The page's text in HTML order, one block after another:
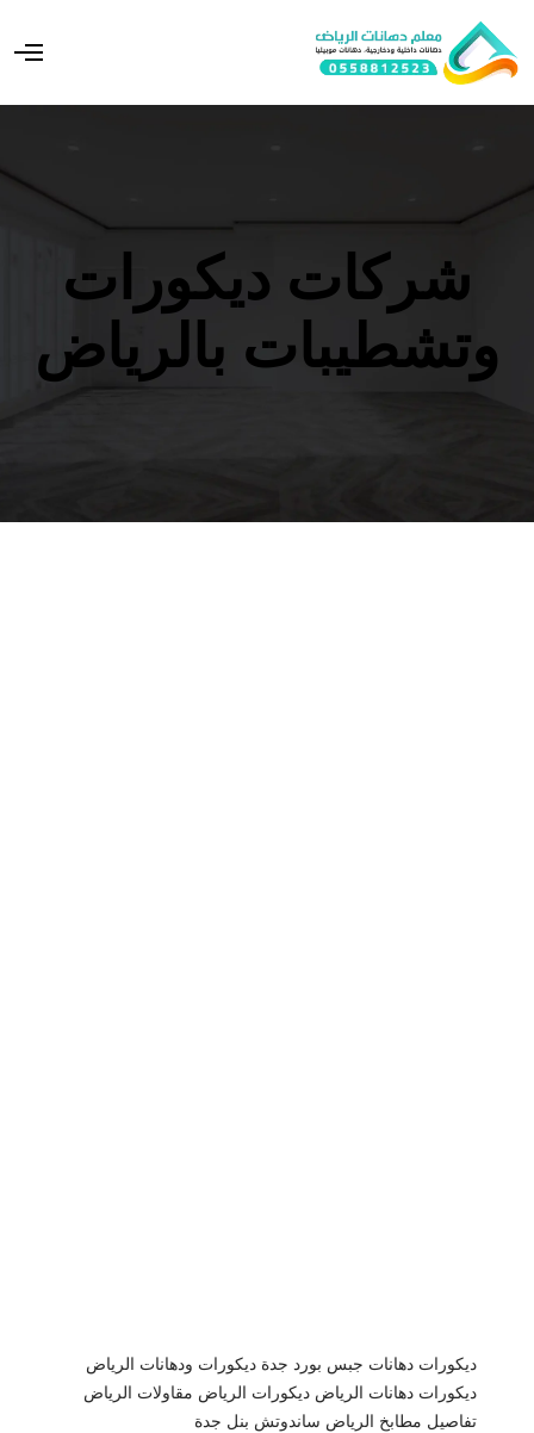
O
u
شركات ديكورات
وتشطيبات بالرياض
ديكورات دهانات جبس بورد جدة ديكورات ودهانات الرياض
ديكورات دهانات الرياض ديكورات الرياض مقاولات الرياض
تفاصيل مطابخ الرياض ساندوتش بنل جدة